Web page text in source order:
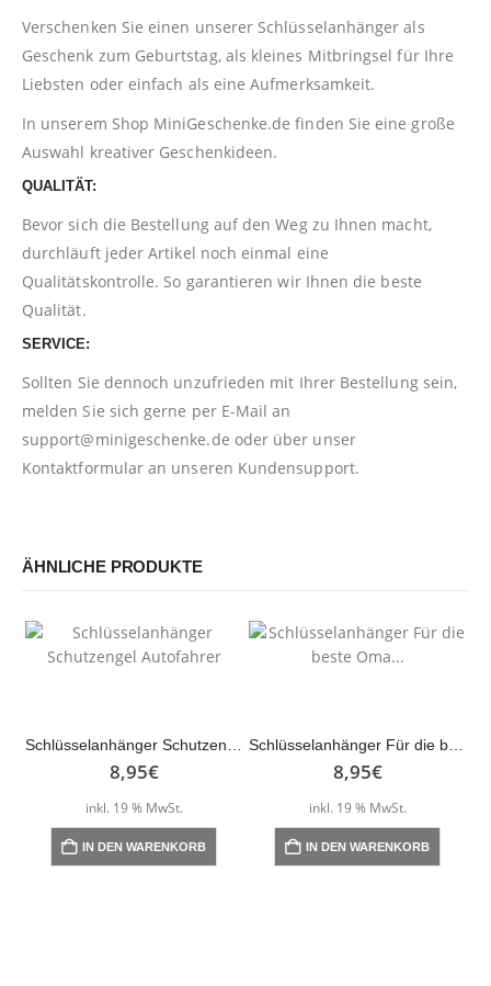
Verschenken Sie einen unserer Schlüsselanhänger als
Geschenk zum Geburtstag, als kleines Mitbringsel für Ihre
Liebsten oder einfach als eine Aufmerksamkeit.
In unserem Shop MiniGeschenke.de finden Sie eine große
Auswahl kreativer Geschenkideen.
QUALITÄT:
Bevor sich die Bestellung auf den Weg zu Ihnen macht,
durchläuft jeder Artikel noch einmal eine
Qualitätskontrolle. So garantieren wir Ihnen die beste
Qualität.
SERVICE:
Sollten Sie dennoch unzufrieden mit Ihrer Bestellung sein,
melden Sie sich gerne per E-Mail an
support@minigeschenke.de oder über unser
Kontaktformular an unseren Kundensupport.
ÄHNLICHE PRODUKTE
Schlüsselanhänger Schutzengel Autofahrer
8,95€
inkl. 19 % MwSt.
IN DEN WARENKORB
Schlüsselanhänger Für die beste Oma…
8,95€
inkl. 19 % MwSt.
IN DEN WARENKORB